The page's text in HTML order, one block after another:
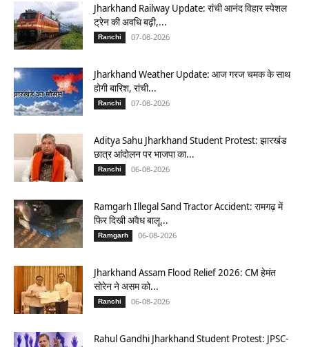
Jharkhand Railway Update: रांची आनंद विहार स्पेशल
ट्रेन की अवधि बढ़ी,...
Ranchi 07-08-2026
Jharkhand Weather Update: आज गरज चमक के साथ
होगी बारिश, रांची...
Ranchi 07-08-2026
Aditya Sahu Jharkhand Student Protest: झारखंड
छात्र आंदोलन पर भाजपा का...
Ranchi 06-08-2026
Ramgarh Illegal Sand Tractor Accident: रामगढ़ में
फिर दिखी अवैध बालू...
Ramgarh 06-08-2026
Jharkhand Assam Flood Relief 2026: CM हेमंत
सोरेन ने असम को...
Ranchi 06-08-2026
Rahul Gandhi Jharkhand Student Protest: JPSC-